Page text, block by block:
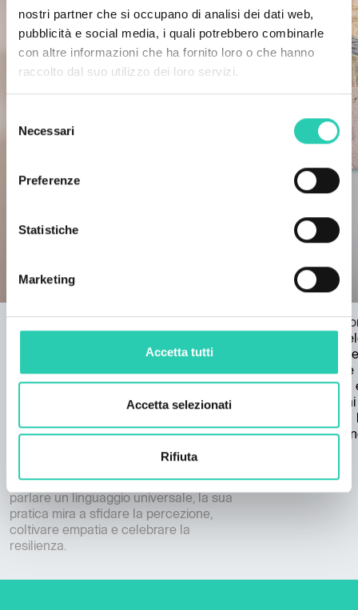
nostri partner che si occupano di analisi dei dati web,
pubblicità e social media, i quali potrebbero combinarle
con altre informazioni che ha fornito loro o che hanno
raccolto dal suo utilizzo dei loro servizi.
delNecessari
Preferenze
Statistiche
Marketing
Accetta tutti
Accetta selezionati
Rifiuta
l’umanità condivisa che ci unisce,
affrontando i temi del dolore,
dell’identità, della migrazione e della
trasformazione. Attraverso dipinti
e materiali organici, crea percorsi tattili
in cui i colori incarnano emozioni e le
patrimonio africano ma capace di
parlare un linguaggio universale, la sua
pratica mira a sfidare la percezione,
coltivare empatia e celebrare la
resilienza.
Olga
Olga
utilizza le
richieste